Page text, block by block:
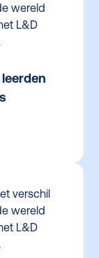
wereld
L&D
verschil
wereld
L&D